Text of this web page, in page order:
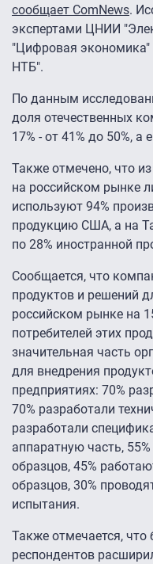
сообщает ComNews.
экспертами ЦНИИ
"Цифровая
НТБ".
По данным
доля отечественных
17% - от 41% до 50%, а
Также отмечено, что
на российском рынке
используют 94%
продукцию США, а на
по 28% иностранной
Сообщается, что
продуктов и решений
российском рынке на
потребителей этих
значительная часть
для внедрения
предприятиях: 70%
70% разработали
разработали
аппаратную часть,
образцов, 45%
образцов, 30%
испытания.
Также отмечается, что
респондентов